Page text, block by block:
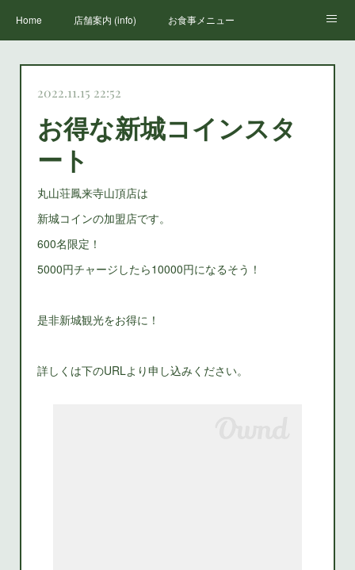
Home 店舗案内 (info) お食事メニュー
2022.11.15 22:52
お得な新城コインスタ
ート
丸山荘鳳来寺山頂店は
新城コインの加盟店です。
600名限定！
5000円チャージしたら10000円になるそう！
是非新城観光をお得に！
詳しくは下のURLより申し込みください。